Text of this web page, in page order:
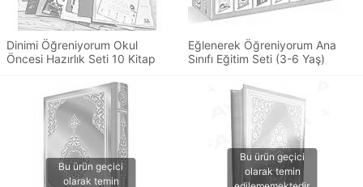
Dinimi Öğreniyorum Okul
Öncesi Hazırlık Seti 10 Kitap
Eğlenerek Öğreniyorum Ana
Sınıfı Eğitim Seti (3-6 Yaş)